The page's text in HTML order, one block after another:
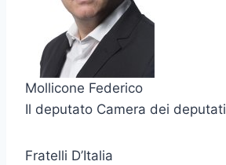
Mollicone Federico
Il deputato Camera dei deputati
Fratelli D’Italia